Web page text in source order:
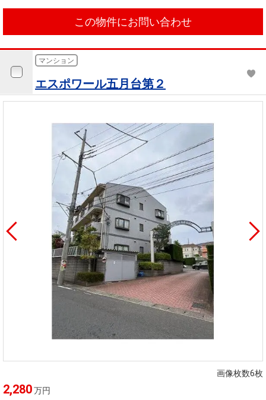
この物件にお問い合わせ
マンション
エスポワール五月台第２
画像枚数6枚
2,280万円